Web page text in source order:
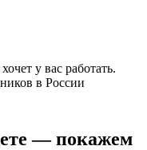
у вас работать.
в России
— покажем